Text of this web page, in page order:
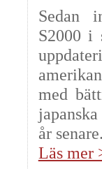
Sedan
S2000 i
med
år
Läs mer